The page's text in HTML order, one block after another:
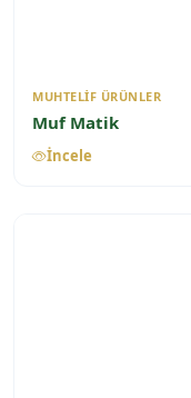
MUHTELIF ÜRÜNLER
Muf Matik
İncele